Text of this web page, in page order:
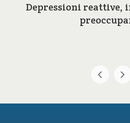
Depressioni reattive,